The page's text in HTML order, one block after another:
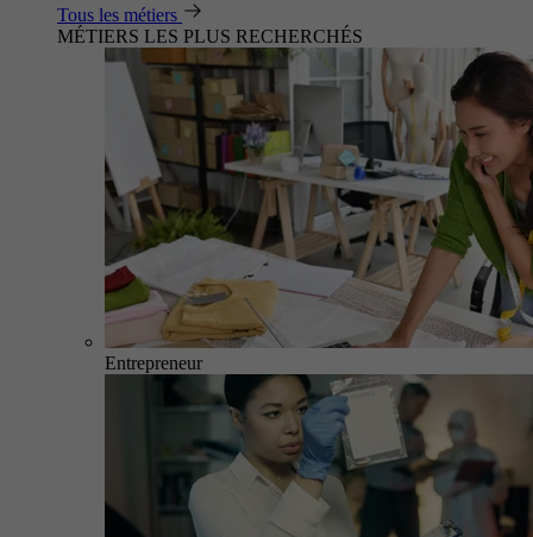
Tous les métiers
MÉTIERS LES PLUS RECHERCHÉS
Entrepreneur